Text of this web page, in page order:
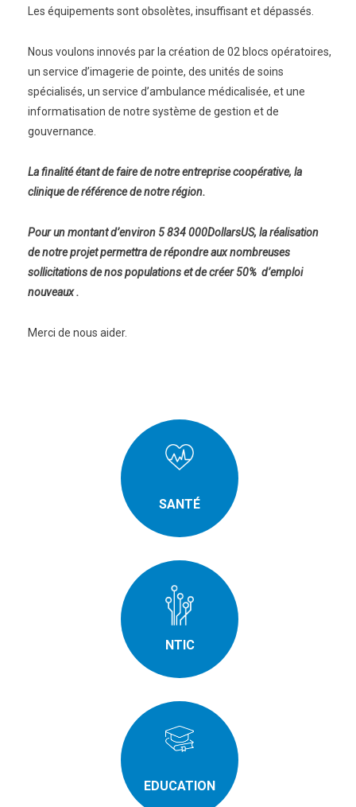
Les équipements sont obsolètes, insuffisant et dépassés.
Nous voulons innovés par la création de 02 blocs opératoires,
un service d’imagerie de pointe, des unités de soins
spécialisés, un service d’ambulance médicalisée, et une
informatisation de notre système de gestion et de
gouvernance.
La finalité étant de faire de notre entreprise coopérative, la
clinique de référence de notre région.
Pour un montant d’environ 5 834 000DollarsUS, la réalisation
de notre projet permettra de répondre aux nombreuses
sollicitations de nos populations et de créer 50% d’emploi
nouveaux .
Merci de nous aider.
SANTÉ
NTIC
EDUCATION